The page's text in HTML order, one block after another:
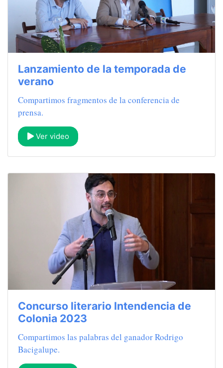
Lanzamiento de la temporada de
verano
Compartimos fragmentos de la conferencia de
prensa.
Ver video
Concurso literario Intendencia de
Colonia 2023
Compartimos las palabras del ganador Rodrigo
Bacigalupe.